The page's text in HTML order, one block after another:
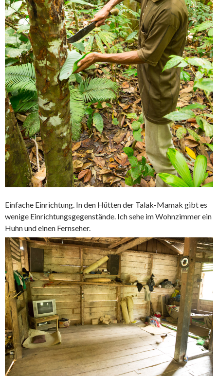
Einfache Einrichtung. In den Hütten der Talak-Mamak gibt es
wenige Einrichtungsgegenstände. Ich sehe im Wohnzimmer ein
Huhn und einen Fernseher.